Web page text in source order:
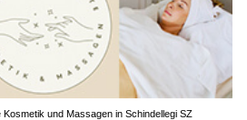
und Massagen in Schindellegi SZ